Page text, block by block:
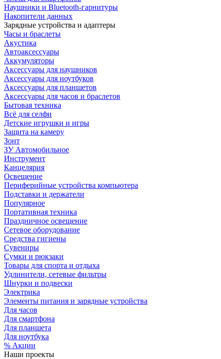
Наушники и Bluetooth-гарнитуры
Накопители данных
Зарядные устройства и адаптеры
Часы и браслеты
Акустика
Автоаксессуары
Аккумуляторы
Аксессуары для наушников
Аксессуары для ноутбуков
Аксессуары для планшетов
Аксессуары для часов и браслетов
Бытовая техника
Всё для селфи
Детские игрушки и игры
Защита на камеру
Зонт
ЗУ Автомобильное
Инструмент
Канцелярия
Освещение
Периферийные устройства компьютера
Подставки и держатели
Популярное
Портативная техника
Праздничное освещение
Сетевое оборудование
Средства гигиены
Сувениры
Сумки и рюкзаки
Товары для спорта и отдыха
Удлинители, сетевые фильтры
Шнурки и подвески
Электрика
Элементы питания и зарядные устройства
Для часов
Для смартфона
Для планшета
Для ноутбука
% Акции
Наши проекты